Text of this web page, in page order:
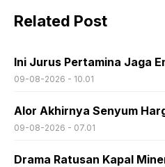
Related Post
Ini Jurus Pertamina Jaga
09-08-2026 - 10.01
Alor Akhirnya Senyum
09-08-2026 - 07.01
Drama Ratusan Kapal